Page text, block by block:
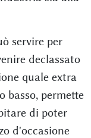
servire per
declassato
quale extra
basso, permette
di poter
d'occasione